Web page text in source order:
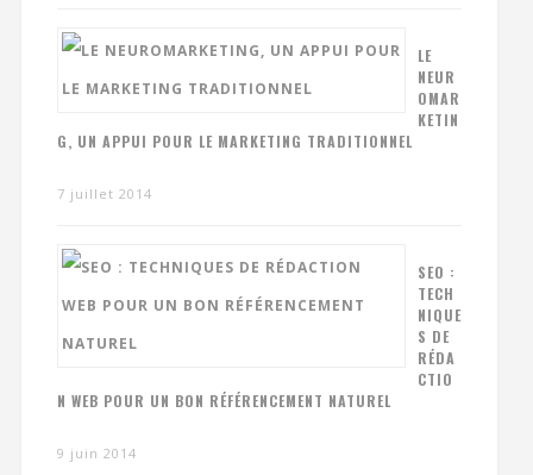
LE
NEUR
OMAR
KETIN
G, UN APPUI POUR LE MARKETING TRADITIONNEL
7 juillet 2014
SEO :
TECH
NIQUE
S DE
RÉDA
CTIO
N WEB POUR UN BON RÉFÉRENCEMENT NATUREL
9 juin 2014